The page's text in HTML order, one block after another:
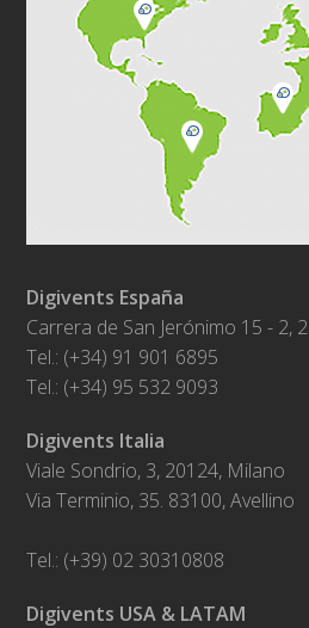
Digivents España
Carrera de San Jerónimo 15 - 2,
Tel.: (+34) 91 901 6895
Tel.: (+34) 95 532 9093
Digivents Italia
Viale Sondrio, 3, 20124, Milano
Via Terminio, 35. 83100, Avellino
Tel.: (+39) 02 30310808
Digivents USA & LATAM